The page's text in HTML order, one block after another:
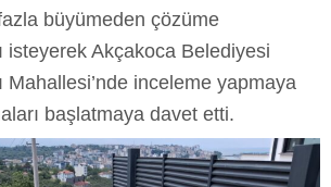
büyümeden çözüme
isteyerek Akçakoca Belediyesi
Mahallesi’nde inceleme yapmaya
başlatmaya davet etti.